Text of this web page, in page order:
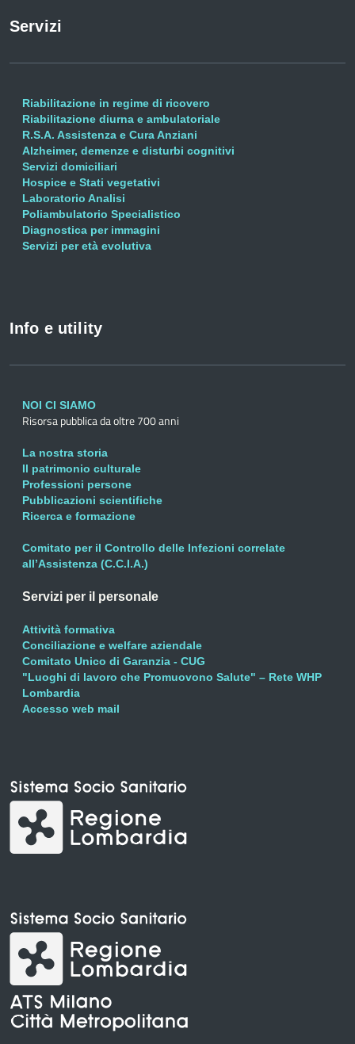
Servizi
Riabilitazione in regime di ricovero
Riabilitazione diurna e ambulatoriale
R.S.A. Assistenza e Cura Anziani
Alzheimer, demenze e disturbi cognitivi
Servizi domiciliari
Hospice e Stati vegetativi
Laboratorio Analisi
Poliambulatorio Specialistico
Diagnostica per immagini
Servizi per età evolutiva
Info e utility
NOI CI SIAMO
Risorsa pubblica da oltre 700 anni
La nostra storia
Il patrimonio culturale
Professioni persone
Pubblicazioni scientifiche
Ricerca e formazione
Comitato per il Controllo delle Infezioni correlate
all’Assistenza (C.C.I.A.)
Servizi per il personale
Attività formativa
Conciliazione e welfare aziendale
Comitato Unico di Garanzia - CUG
"Luoghi di lavoro che Promuovono Salute" – Rete WHP
Lombardia
Accesso web mail